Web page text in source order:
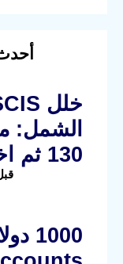
130 ثم اختفاء الحالة
قبل 1